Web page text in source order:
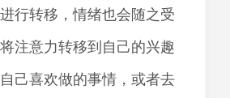
行转移，情绪也会随之受
注意力转移到自己的兴趣
己喜欢做的事情，或者去